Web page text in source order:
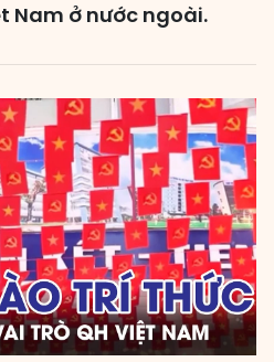
Nam ở nước ngoài.